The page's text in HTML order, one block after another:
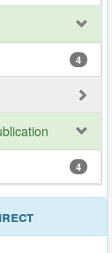
4
4